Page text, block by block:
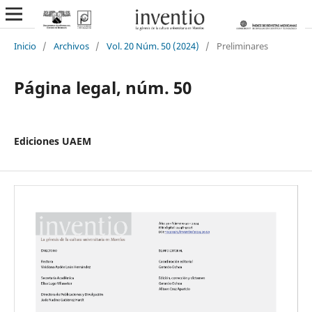
Inicio / Archivos / Vol. 20 Núm. 50 (2024) / Preliminares
Página legal, núm. 50
Ediciones UAEM